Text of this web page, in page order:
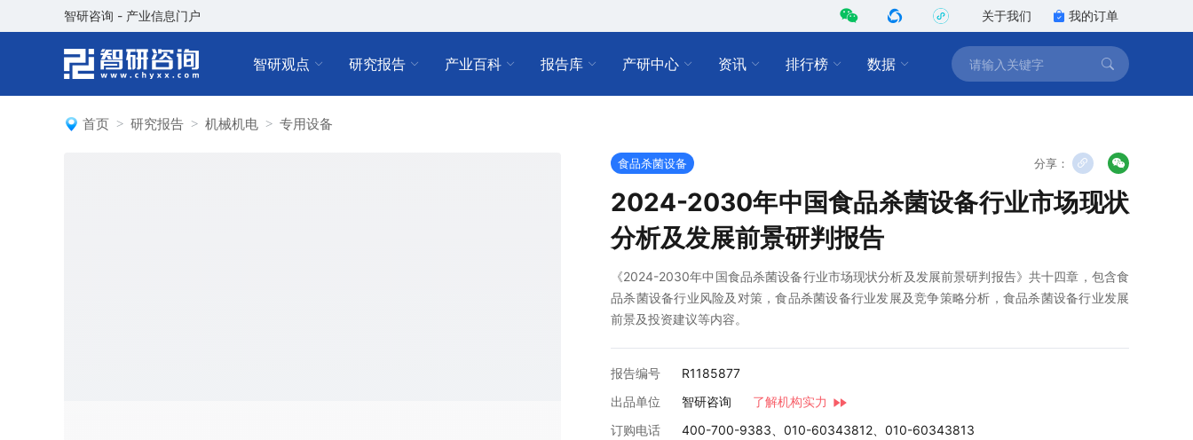
智研咨询 - 产业信息门户 关于我们 我的订单
智研观点 研究报告 产业百科 报告库 产研中心 资讯 排行榜 数据
首页 研究报告 机械机电 专用设备
食品杀菌设备 分享：
2024-2030年中国食品杀菌设备行业市场现状
分析及发展前景研判报告
《2024-2030年中国食品杀菌设备行业市场现状分析及发展前景研判报告》共十四章，包含食
品杀菌设备行业风险及对策，食品杀菌设备行业发展及竞争策略分析，食品杀菌设备行业发展
前景及投资建议等内容。
报告编号
R1185877
出品单位
智研咨询
了解机构实力
订购电话
400-700-9383、010-60343812、010-60343813